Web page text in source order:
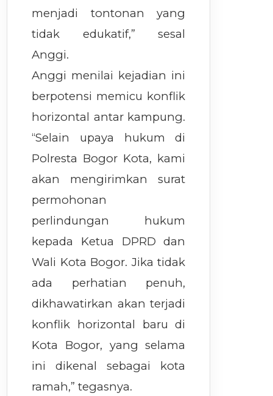
menjadi tontonan yang
tidak edukatif,” sesal
Anggi.
Anggi menilai kejadian ini
berpotensi memicu konflik
horizontal antar kampung.
“Selain upaya hukum di
Polresta Bogor Kota, kami
akan mengirimkan surat
permohonan
perlindungan hukum
kepada Ketua DPRD dan
Wali Kota Bogor. Jika tidak
ada perhatian penuh,
dikhawatirkan akan terjadi
konflik horizontal baru di
Kota Bogor, yang selama
ini dikenal sebagai kota
ramah,” tegasnya.